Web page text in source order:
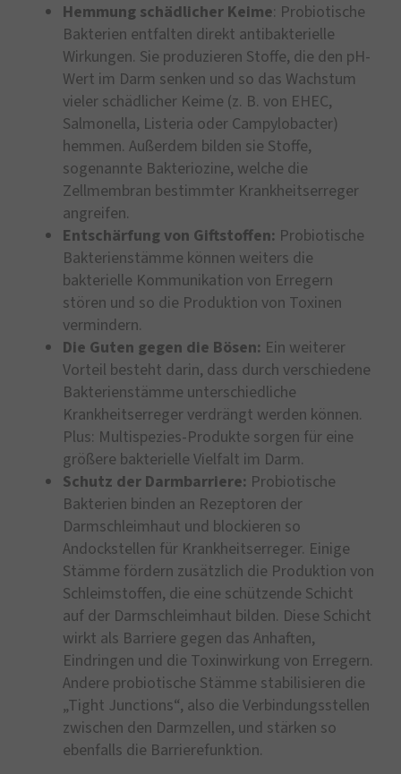
Hemmung schädlicher Keime: Probiotische
Bakterien entfalten direkt antibakterielle
Wirkungen. Sie produzieren Stoffe, die den pH-
Wert im Darm senken und so das Wachstum
vieler schädlicher Keime (z. B. von EHEC,
Salmonella, Listeria oder Campylobacter)
hemmen. Außerdem bilden sie Stoffe,
sogenannte Bakteriozine, welche die
Zellmembran bestimmter Krankheitserreger
angreifen.
Entschärfung von Giftstoffen: Probiotische
Bakterienstämme können weiters die
bakterielle Kommunikation von Erregern
stören und so die Produktion von Toxinen
vermindern.
Die Guten gegen die Bösen: Ein weiterer
Vorteil besteht darin, dass durch verschiedene
Bakterienstämme unterschiedliche
Krankheitserreger verdrängt werden können.
Plus: Multispezies-Produkte sorgen für eine
größere bakterielle Vielfalt im Darm.
Schutz der Darmbarriere: Probiotische
Bakterien binden an Rezeptoren der
Darmschleimhaut und blockieren so
Andockstellen für Krankheitserreger. Einige
Stämme fördern zusätzlich die Produktion von
Schleimstoffen, die eine schützende Schicht
auf der Darmschleimhaut bilden. Diese Schicht
wirkt als Barriere gegen das Anhaften,
Eindringen und die Toxinwirkung von Erregern.
Andere probiotische Stämme stabilisieren die
„Tight Junctions“, also die Verbindungsstellen
zwischen den Darmzellen, und stärken so
ebenfalls die Barrierefunktion.